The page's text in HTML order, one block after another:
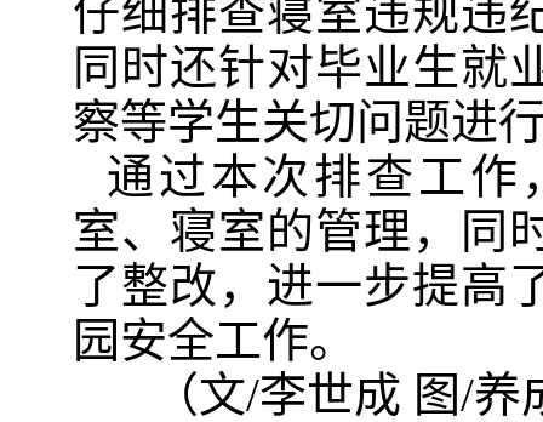
仔细排查寝室违规违
同时还针对毕业生就
察等学生关切问题进
通过本次排查工作
室、寝室的管理，同
了整改，进一步提高
园安全工作。
（文/李世成 图/